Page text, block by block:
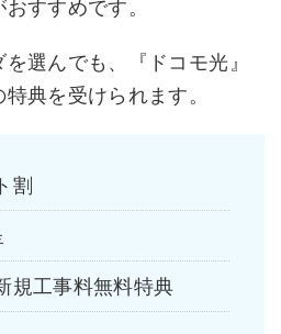
すすめです。
選んでも、『ドコモ光』
典を受けられます。
割
規工事料無料特典